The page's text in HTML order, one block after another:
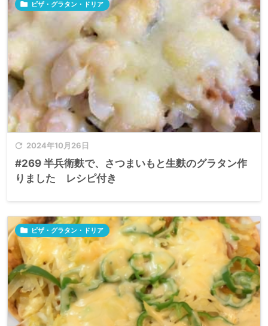
 2024年10月26日
 ピザ・グラタン・ドリア
#269 半兵衛麩で、さつまいもと生麩のグラタン作
りました レシピ付き
 ピザ・グラタン・ドリア